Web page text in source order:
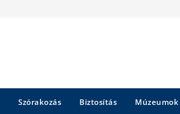
Szórakozás Biztosítás Múzeumok